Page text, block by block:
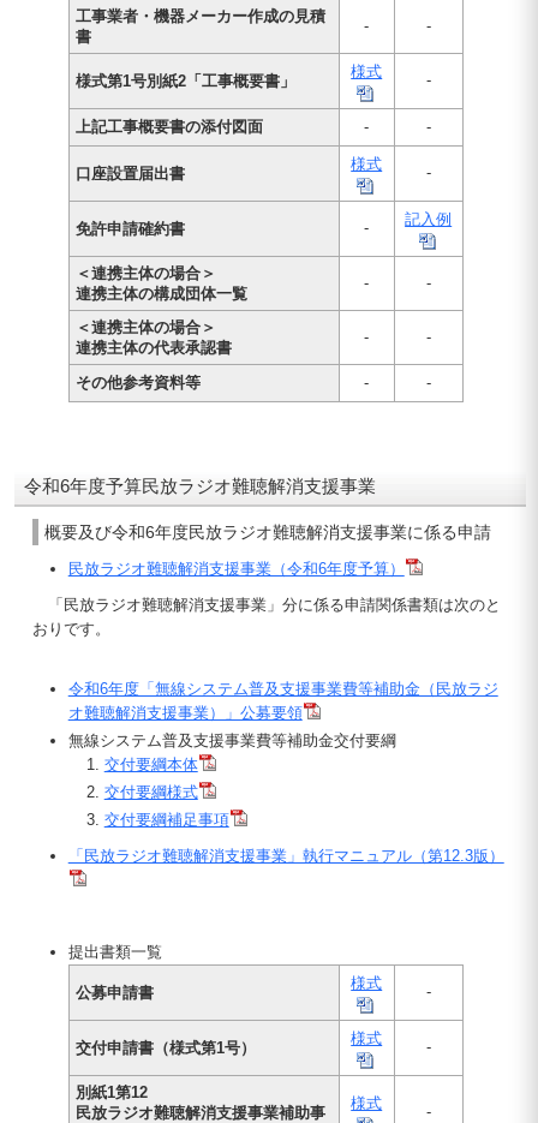
工事業者・機器メーカー作成の見積
書
- -
様式第1号別紙2「工事概要書」
様式 -
上記工事概要書の添付図面 - -
口座設置届出書
様式 -
免許申請確約書 - 記入例
＜連携主体の場合＞
連携主体の構成団体一覧
- -
＜連携主体の場合＞
連携主体の代表承認書
- -
その他参考資料等 - -
令和6年度予算民放ラジオ難聴解消支援事業
概要及び令和6年度民放ラジオ難聴解消支援事業に係る申請
民放ラジオ難聴解消支援事業（令和6年度予算）
「民放ラジオ難聴解消支援事業」分に係る申請関係書類は次のと
おりです。
令和6年度「無線システム普及支援事業費等補助金（民放ラジ
オ難聴解消支援事業）」公募要領
無線システム普及支援事業費等補助金交付要綱
交付要綱本体
交付要綱様式
交付要綱補足事項
「民放ラジオ難聴解消支援事業」執行マニュアル（第12.3版）
提出書類一覧
公募申請書
様式 -
交付申請書（様式第1号）
様式 -
別紙1第12
民放ラジオ難聴解消支援事業補助事
様式 -